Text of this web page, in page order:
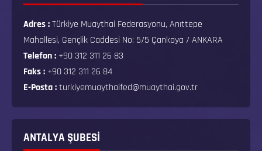
Adres :Türkiye Muaythai Federasyonu, Anıttepe
Mahallesi, Gençlik Caddesi No: 5/5 Çankaya / ANKARA
Telefon : +90 312 311 26 83
Faks : +90 312 311 26 84
E-Posta :turkiyemuaythaifed@muaythai.gov.tr
ANTALYA ŞUBESİ